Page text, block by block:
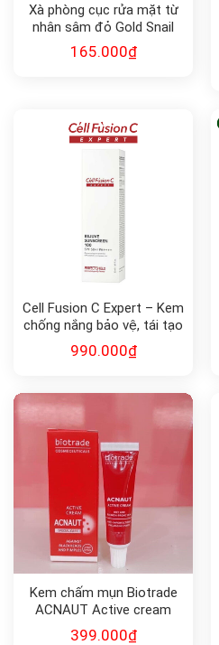
Xà phòng cục rửa mặt từ
nhân sâm đỏ Gold Snail
Red Ginseng Soap 90g
165.000₫
Cell Fusion C Expert – Kem
chống nắng bảo vệ, tái tạo
da Rejuve Sunscreen 100
SPF50+, PA++++
990.000₫
Kem chấm mụn Biotrade
ACNAUT Active cream
15ml
399.000₫